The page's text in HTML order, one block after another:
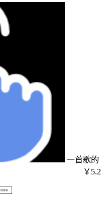
一首歌的
￥5.2